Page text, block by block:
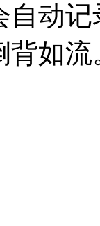
自动
背如流